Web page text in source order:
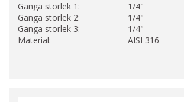
Gänga storlek 1:
1/4"
Gänga storlek 2:
1/4"
Gänga storlek 3:
1/4"
Material:
AISI 316